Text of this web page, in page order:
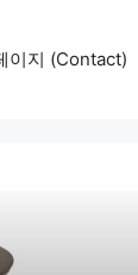
이지 (Contact)